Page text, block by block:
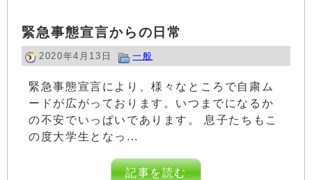
緊急事態宣言からの日常
2020年4月13日 一般
緊急事態宣言により、様々なところで自粛ム
ードが広がっております。いつまでになるか
の不安でいっぱいであります。 息子たちもこ
の度大学生となっ...
記事を読む